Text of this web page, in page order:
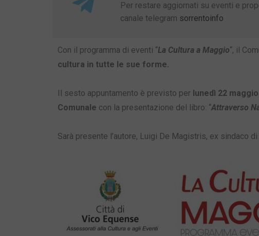
Per restare aggiornati su eventi e
canale telegram sorrentoinfo
Con il programma di eventi “La Cultura a Maggio“, il
cultura in tutte le sue forme.
Il sesto appuntamento è previsto per lunedì 22
Comunale con la presentazione del libro: “Attraverso
Sarà presente l’autore, Luigi De Magistris, ex sindaco di